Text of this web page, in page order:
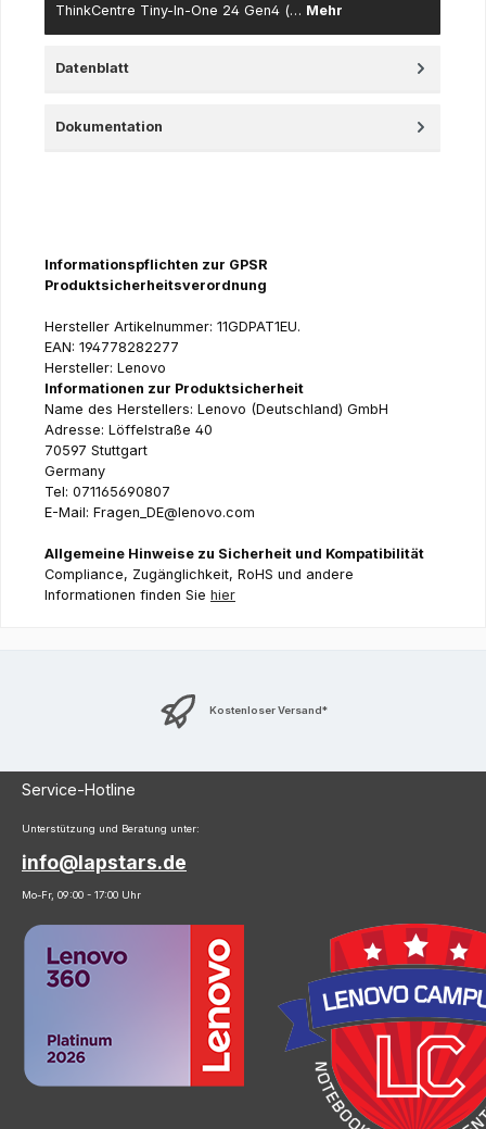
ThinkCentre Tiny-In-One 24 Gen4 (… Mehr
Datenblatt
Dokumentation
Informationspflichten zur GPSR
Produktsicherheitsverordnung
Hersteller Artikelnummer: 11GDPAT1EU.
EAN: 194778282277
Hersteller: Lenovo
Informationen zur Produktsicherheit
Name des Herstellers: Lenovo (Deutschland) GmbH
Adresse: Löffelstraße 40
70597 Stuttgart
Germany
Tel: 071165690807
E-Mail: Fragen_DE@lenovo.com
Allgemeine Hinweise zu Sicherheit und Kompatibilität
Compliance, Zugänglichkeit, RoHS und andere
Informationen finden Sie hier
Kostenloser Versand*
Service-Hotline
Unterstützung und Beratung unter:
info@lapstars.de
Mo-Fr, 09:00 - 17:00 Uhr